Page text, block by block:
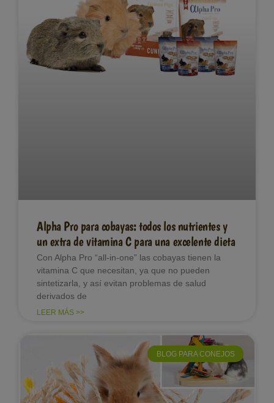
Alpha Pro para cobayas: todos los nutrientes y
un extra de vitamina C para una excelente dieta
Con Alpha Pro “all-in-one” las cobayas tienen la
vitamina C que necesitan, ya que no pueden
sintetizarla, y así evitan problemas de salud
derivados de
LEER MÁS >>
BLOG PARA CONEJOS